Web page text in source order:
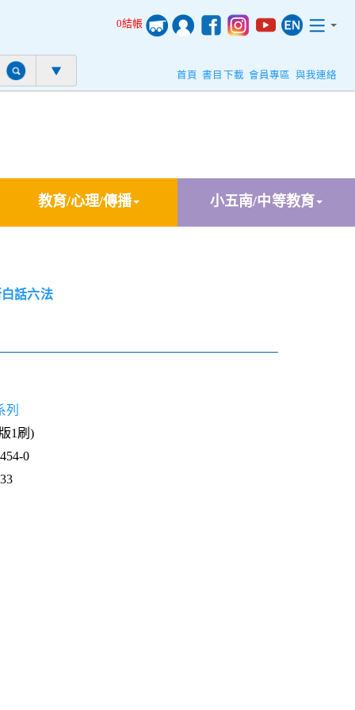
0結帳
首頁 書目下載 會員專區 與我連絡
教育/心理/傳播 小五南/中等教育
話六法
列
1刷)
0